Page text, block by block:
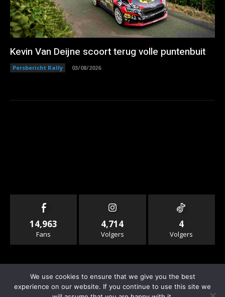
Kevin Van Deijne scoort terug volle puntenbuit
Persbericht Rally 03/08/2026
14,963
Fans
4,714
Volgers
4
Volgers
We use cookies to ensure that we give you the best
experience on our website. If you continue to use this site we